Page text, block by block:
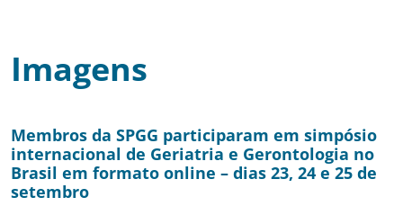
Imagens
Membros da SPGG participaram em simpósio
internacional de Geriatria e Gerontologia no
Brasil em formato online – dias 23, 24 e 25 de
setembro